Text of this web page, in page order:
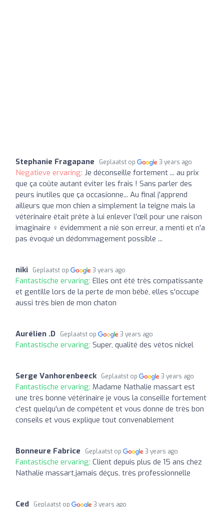
Stephanie Fragapane Geplaatst op 3 years ago
Negatieve ervaring: Je déconseille fortement ... au prix
que ça coûte autant éviter les frais ! Sans parler des
peurs inutiles que ça occasionne... Au final j'apprend
ailleurs que mon chien a simplement la teigne mais la
vétérinaire était prête à lui enlever l'œil pour une raison
imaginaire ‍♀️ évidemment a nié son erreur, a menti et n'a
pas évoqué un dédommagement possible ...
niki Geplaatst op 3 years ago
Fantastische ervaring: Elles ont été très compatissante
et gentille lors de la perte de mon bébé, elles s'occupe
aussi très bien de mon chaton
Aurélien .D Geplaatst op 3 years ago
Fantastische ervaring: Super, qualité des vétos nickel
Serge Vanhorenbeeck Geplaatst op 3 years ago
Fantastische ervaring: Madame Nathalie massart est
une très bonne vétérinaire je vous la conseille fortement
c'est quelqu'un de compétent et vous donne de très bon
conseils et vous explique tout convenablement
Bonneure Fabrice Geplaatst op 3 years ago
Fantastische ervaring: Client depuis plus de 15 ans chez
Nathalie massart,jamais déçus, très professionnelle
Ced Geplaatst op 3 years ago